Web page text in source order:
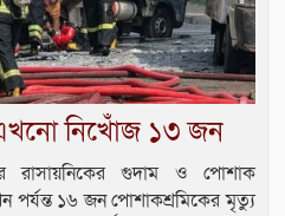
এখনো নিখোঁজ ১৩ জন
রাসায়নিকের গুদাম ও পোশাক
পর্যন্ত ১৬ জন পোশাকশ্রমিকের মৃত্যু